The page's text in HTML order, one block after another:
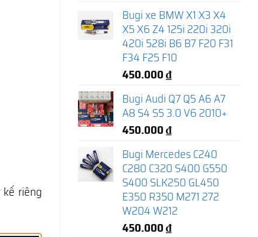
riêng
Bugi xe BMW X1 X3 X4
X5 X6 Z4 125i 220i 320i
420i 528i B6 B7 F20 F31
F34 F25 F10
450.000₫
Bugi Audi Q7 Q5 A6 A7
A8 S4 S5 3.0 V6 2010+
450.000₫
Bugi Mercedes C240
C280 C320 S400 G550
S400 SLK250 GL450
E350 R350 M271 272
W204 W212
450.000₫